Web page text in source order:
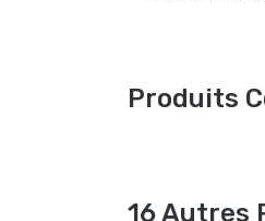
Produits
16 Autres